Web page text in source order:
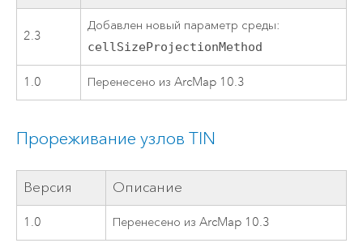
2.3
Добавлен новый параметр среды:
cellSizeProjectionMethod
1.0 Перенесено из ArcMap 10.3
Прореживание узлов TIN
Версия Описание
1.0 Перенесено из ArcMap 10.3